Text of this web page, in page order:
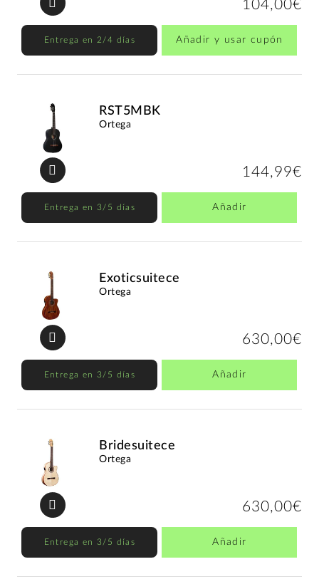
104,00€
Entrega en 2/4 días Añadir y usar cupón
RST5MBK
Ortega
144,99€
Entrega en 3/5 días Añadir
Exoticsuitece
Ortega
630,00€
Entrega en 3/5 días Añadir
Bridesuitece
Ortega
630,00€
Entrega en 3/5 días Añadir